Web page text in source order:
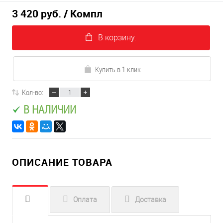
3 420 руб. / Компл
В корзину.
Купить в 1 клик
Кол-во:
В НАЛИЧИИ
ОПИСАНИЕ ТОВАРА
Оплата Доставка